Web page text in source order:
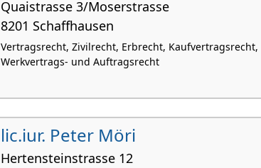
Quaistrasse 3/Moserstrasse
8201 Schaffhausen
Vertragsrecht, Zivilrecht, Erbrecht, Kaufvertragsrecht,
Werkvertrags- und Auftragsrecht
lic.iur. Peter Möri
Hertensteinstrasse 12